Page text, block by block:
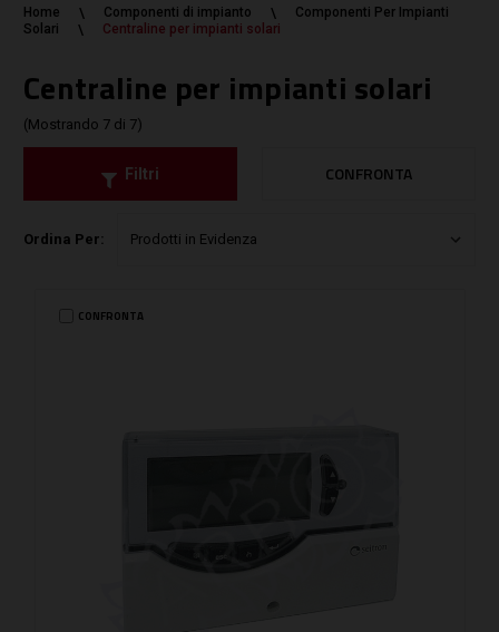
Home Componenti di impianto
Componenti Per Impianti
Solari
Centraline per impianti solari
Centraline per impianti solari
(Mostrando 7 di 7)
Filtri CONFRONTA
Ordina Per:
CONFRONTA